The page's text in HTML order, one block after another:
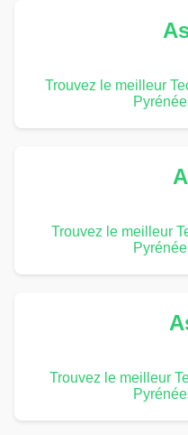
Trouvez le meilleur
Trouvez le meilleur
Trouvez le meilleur